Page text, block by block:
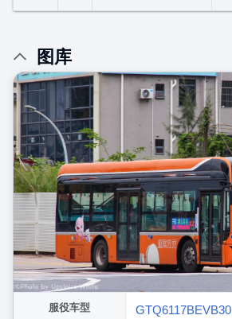
图库
服役车型 GTQ6117BEVB30